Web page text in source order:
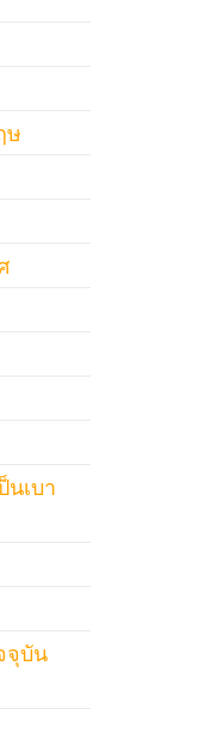
ษ
เบา
จุบัน